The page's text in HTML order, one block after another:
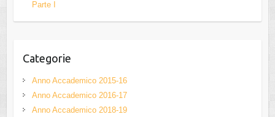
n
Parte I
Categorie
Anno Accademico 2015-16
Anno Accademico 2016-17
Anno Accademico 2018-19